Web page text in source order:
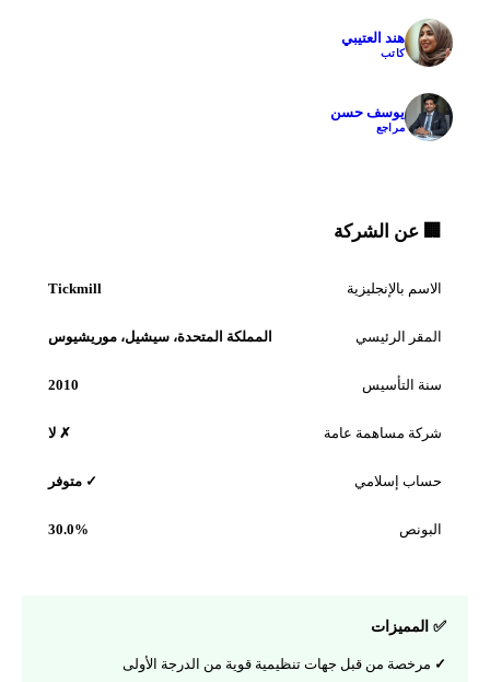
هند العتيبي
كاتب
يوسف حسن
مراجع
عن الشركة
بالإنجليزية
الرئيسي المملكة المتحدة، سيشيل، موريشيوس
التأسيس
مساهمة عامة
إسلامي
من قبل جهات تنظيمية قوية من الدرجة الأولى